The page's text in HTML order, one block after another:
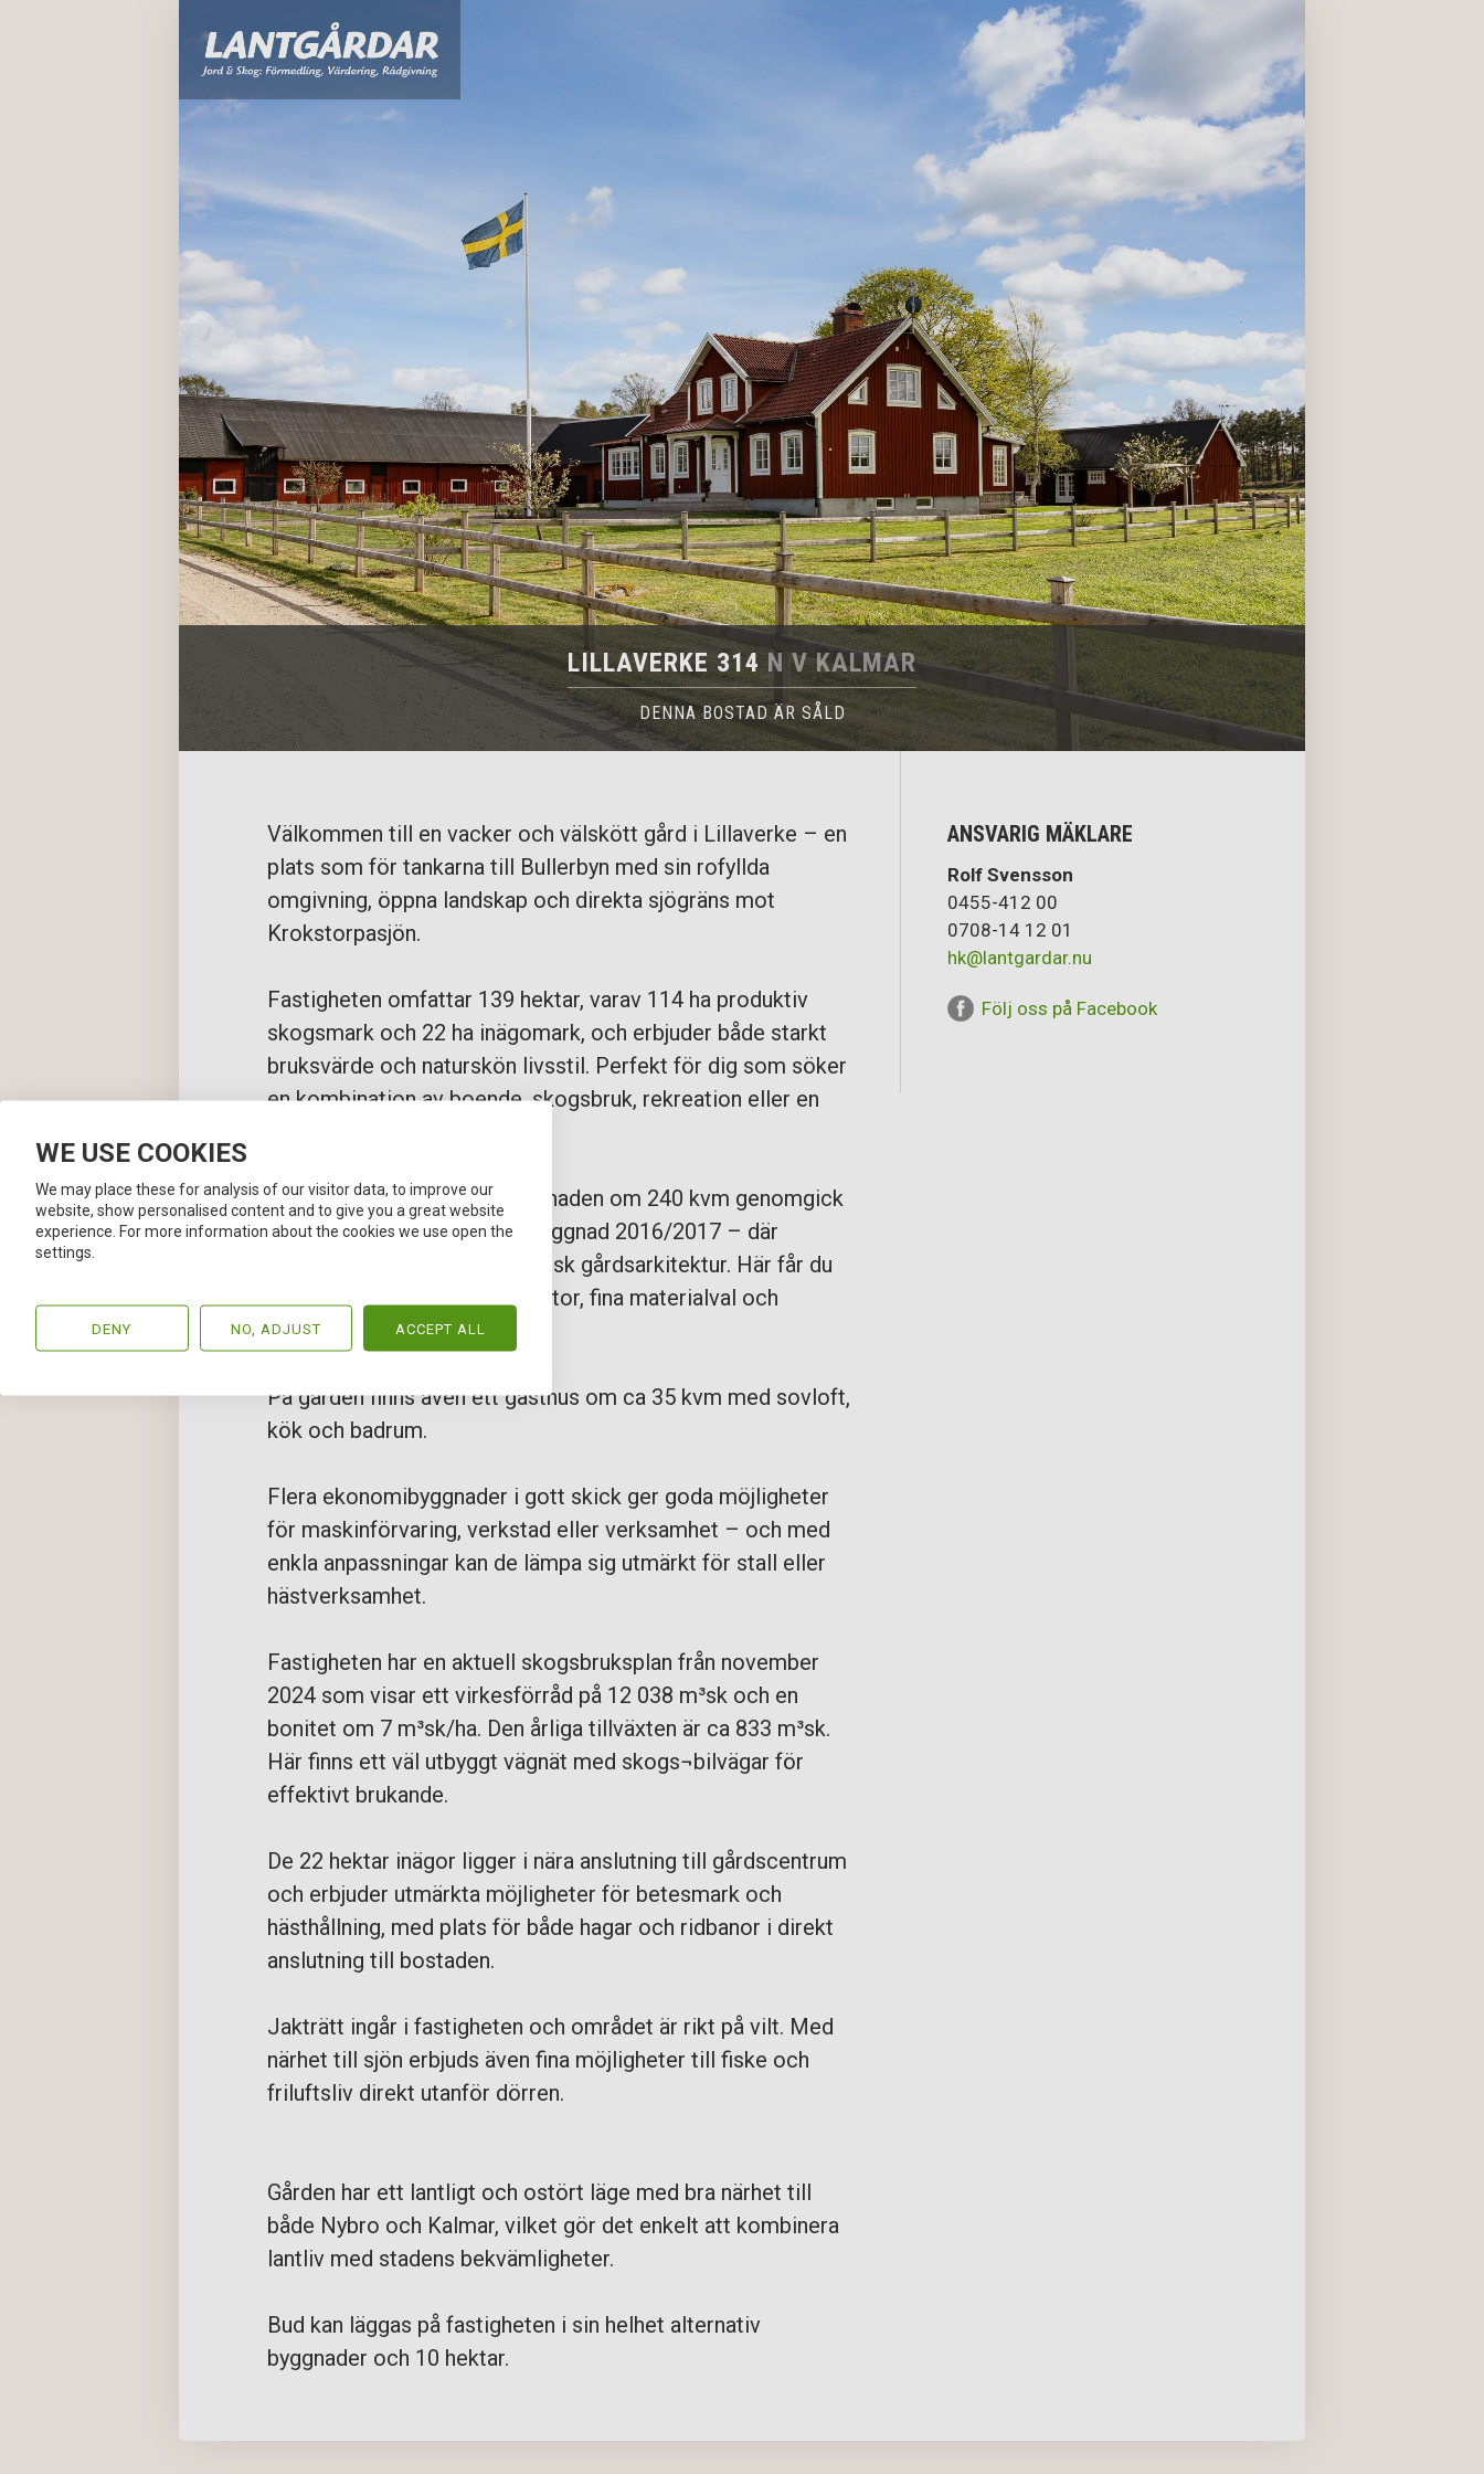
LILLAVERKE 314N V KALMAR
DENNA BOSTAD ÄR SÅLD
Välkommen till en vacker och välskött gård i Lillaverke – en
plats som för tankarna till Bullerbyn med sin rofyllda
omgivning, öppna landskap och direkta sjögräns mot
Krokstorpasjön.
Fastigheten omfattar 139 hektar, varav 114 ha produktiv
skogsmark och 22 ha inägomark, och erbjuder både starkt
bruksvärde och naturskön livsstil. Perfekt för dig som söker
en kombination av boende, skogsbruk, rekreation eller en
Den charmiga mangårdsbyggnaden om 240 kvm genomgick
en totalrenovering samt tillbyggnad 2016/2017 – där
modern komfort möter klassisk gårdsarkitektur. Här får du
ett hem med stora sällskapsytor, fina materialval och
ljusinsläpp från alla håll.
På gården finns även ett gästhus om ca 35 kvm med sovloft,
kök och badrum.
Flera ekonomibyggnader i gott skick ger goda möjligheter
för maskinförvaring, verkstad eller verksamhet – och med
enkla anpassningar kan de lämpa sig utmärkt för stall eller
hästverksamhet.
Fastigheten har en aktuell skogsbruksplan från november
2024 som visar ett virkesförråd på 12 038 m³sk och en
bonitet om 7 m³sk/ha. Den årliga tillväxten är ca 833 m³sk.
Här finns ett väl utbyggt vägnät med skogs¬bilvägar för
effektivt brukande.
De 22 hektar inägor ligger i nära anslutning till gårdscentrum
och erbjuder utmärkta möjligheter för betesmark och
hästhållning, med plats för både hagar och ridbanor i direkt
anslutning till bostaden.
Jakträtt ingår i fastigheten och området är rikt på vilt. Med
närhet till sjön erbjuds även fina möjligheter till fiske och
friluftsliv direkt utanför dörren.
Gården har ett lantligt och ostört läge med bra närhet till
både Nybro och Kalmar, vilket gör det enkelt att kombinera
lantliv med stadens bekvämligheter.
Bud kan läggas på fastigheten i sin helhet alternativ
byggnader och 10 hektar.
ANSVARIG MÄKLARE
Rolf Svensson
0455-412 00
0708-14 12 01
hk@lantgardar.nu
Följ oss på Facebook
WE USE COOKIES
We may place these for analysis of our visitor data, to improve our
website, show personalised content and to give you a great website
experience. For more information about the cookies we use open the
settings.
DENY NO, ADJUST ACCEPT ALL